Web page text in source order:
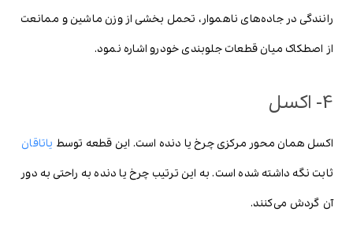
رانندگی در جاده‌های ناهموار، تحمل بخشی از وزن ماشین و ممانعت
از اصطکاک میان قطعات جلوبندی خودرو اشاره نمود.
4- اکسل
اکسل همان محور مرکزی چرخ یا دنده است. این قطعه توسط یاتاقان
ثابت نگه داشته شده است. به این ترتیب چرخ یا دنده به راحتی به دور
آن گردش می‌کنند.